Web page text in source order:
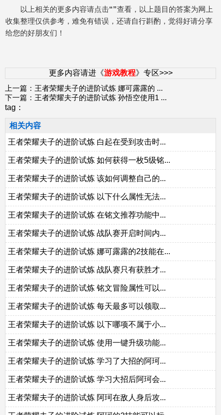
以上相关的更多内容请点击“”查看，以上题目的答案为网上
收集整理仅供参考，难免有错误，还请自行斟酌，觉得好请分享
给您的好朋友们！
更多内容请进《游戏教程》专区>>>
上一篇： 王者荣耀夫子的进阶试炼 娜可露露的 ...
下一篇： 王者荣耀夫子的进阶试炼 孙悟空使用1 ...
tag：
相关内容
王者荣耀夫子的进阶试炼 白起在受到攻击时...
王者荣耀夫子的进阶试炼 如何获得一枚5级铭...
王者荣耀夫子的进阶试炼 该如何调整自己的...
王者荣耀夫子的进阶试炼 以下什么属性无法...
王者荣耀夫子的进阶试炼 在铭文推荐功能中...
王者荣耀夫子的进阶试炼 战队赛开启时间内...
王者荣耀夫子的进阶试炼 娜可露露的2技能在...
王者荣耀夫子的进阶试炼 战队赛只有获胜才...
王者荣耀夫子的进阶试炼 铭文冒险属性可以...
王者荣耀夫子的进阶试炼 每天最多可以领取...
王者荣耀夫子的进阶试炼 以下哪项不属于小...
王者荣耀夫子的进阶试炼 使用一键升级功能...
王者荣耀夫子的进阶试炼 学习了大招的阿珂...
王者荣耀夫子的进阶试炼 学习大招后阿珂会...
王者荣耀夫子的进阶试炼 阿珂在敌人身后攻...